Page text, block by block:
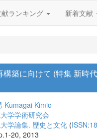
ランキング 新着文献
構築に向けて (特集 新時
Kumagai Kimio
学学術研究会
学論集. 歴史と文化 (
20, 2013